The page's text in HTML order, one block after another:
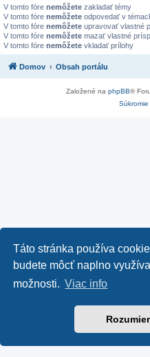
Táto stránka používa
budete môcť naplno
možnosti. Viac info
V tomto fóre nemôžete zakladať témy
V tomto fóre nemôžete odpovedať v
V tomto fóre nemôžete upravovať vlastné
V tomto fóre nemôžete mazať vlastné
V tomto fóre nemôžete vkladať prílohy
Domov Obsah portálu
Založené na phpBB®
Súkromie